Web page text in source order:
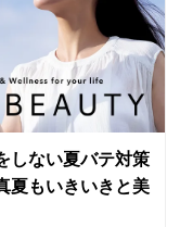
「ちょうどよかった」
ーディガンを数年
しない夏バテ対策
夏もいきいきと美